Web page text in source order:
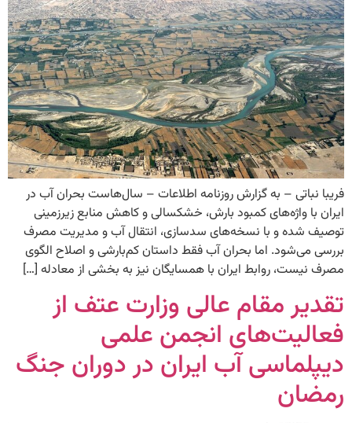
فریبا نباتی – به گزارش روزنامه اطلاعات – سال‌هاست بحران آب در
ایران با واژه‌های کمبود بارش، خشکسالی و کاهش منابع زیرزمینی
توصیف شده و با نسخه‌های سدسازی، انتقال آب و مدیریت مصرف
بررسی می‌شود. اما بحران آب فقط داستان کم‌بارشی و اصلاح الگوی
مصرف نیست، روابط ایران با همسایگان نیز به بخشی از معادله […]
تقدیر مقام عالی وزارت عتف از
فعالیت‌های انجمن علمی
دیپلماسی آب ایران در دوران جنگ
رمضان